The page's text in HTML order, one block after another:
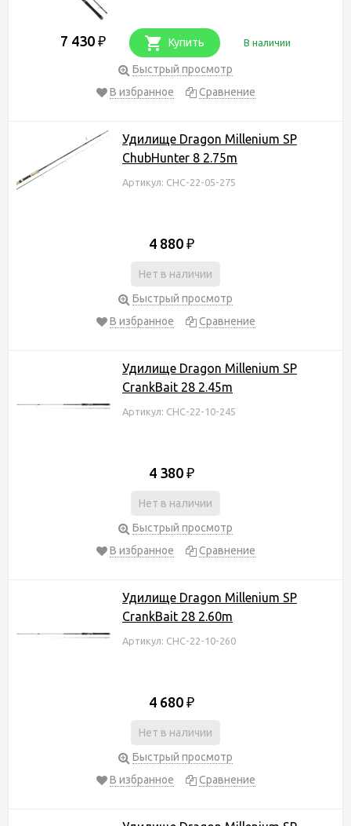
7 430 ₽ Купить В наличии
Быстрый просмотр
В избранное
Сравнение
Удилище Dragon Millenium SP
ChubHunter 8 2.75m
Артикул: CHC-22-05-275
4 880 ₽
Нет в наличии
Быстрый просмотр
В избранное
Сравнение
Удилище Dragon Millenium SP
CrankBait 28 2.45m
Артикул: CHC-22-10-245
4 380 ₽
Нет в наличии
Быстрый просмотр
В избранное
Сравнение
Удилище Dragon Millenium SP
CrankBait 28 2.60m
Артикул: CHC-22-10-260
4 680 ₽
Нет в наличии
Быстрый просмотр
В избранное
Сравнение